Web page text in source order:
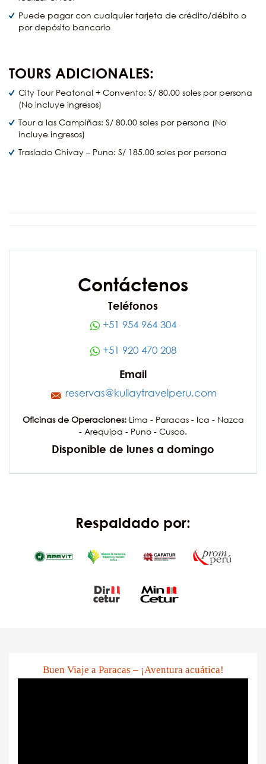
Puede pagar con cualquier tarjeta de crédito/débito o
por depósito bancario
TOURS ADICIONALES:
City Tour Peatonal + Convento: S/ 80.00 soles por persona
(No incluye ingresos)
Tour a las Campiñas: S/ 80.00 soles por persona (No
incluye ingresos)
Traslado Chivay – Puno: S/ 185.00 soles por persona
Contáctenos
Teléfonos
+51 954 964 304
+51 920 470 208
Email
reservas@kullaytravelperu.com
Oficinas de Operaciones:Lima - Paracas - Ica - Nazca
- Arequipa - Puno - Cusco.
Disponible de lunes a domingo
Respaldado por:
Buen Viaje a Paracas – ¡Aventura acuática!